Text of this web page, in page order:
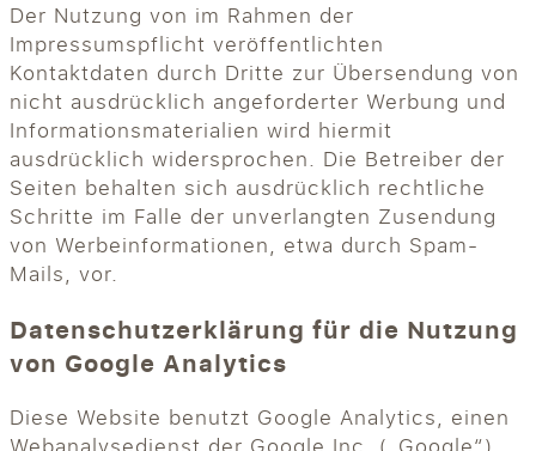
Der Nutzung von im Rahmen der
Impressumspflicht veröffentlichten
Kontaktdaten durch Dritte zur Übersendung von
nicht ausdrücklich angeforderter Werbung und
Informationsmaterialien wird hiermit
ausdrücklich widersprochen. Die Betreiber der
Seiten behalten sich ausdrücklich rechtliche
Schritte im Falle der unverlangten Zusendung
von Werbeinformationen, etwa durch Spam-
Mails, vor.
Datenschutzerklärung für die Nutzung
von Google Analytics
Diese Website benutzt Google Analytics, einen